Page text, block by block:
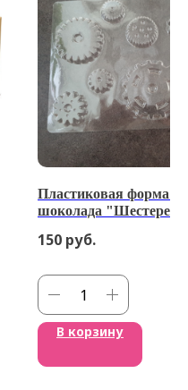
Пластиковая форма
шоколада
150 руб.
В корзину